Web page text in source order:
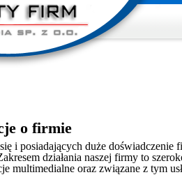
o firmie
i posiadających duże doświadczenie
działania naszej firmy to
multimedialne oraz związane z tym